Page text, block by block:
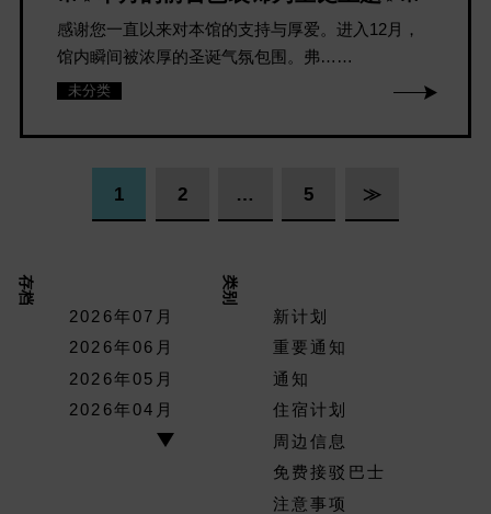
感谢您一直以来对本馆的支持与厚爱。进入12月，
馆内瞬间被浓厚的圣诞气氛包围。弗……
未分类
1 2 … 5 ≫
存档
2026年07月
2026年06月
2026年05月
2026年04月
类别
新计划
重要通知
通知
住宿计划
周边信息
免费接驳巴士
注意事项